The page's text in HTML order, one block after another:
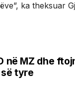
ka theksuar
në MZ dhe
tyre